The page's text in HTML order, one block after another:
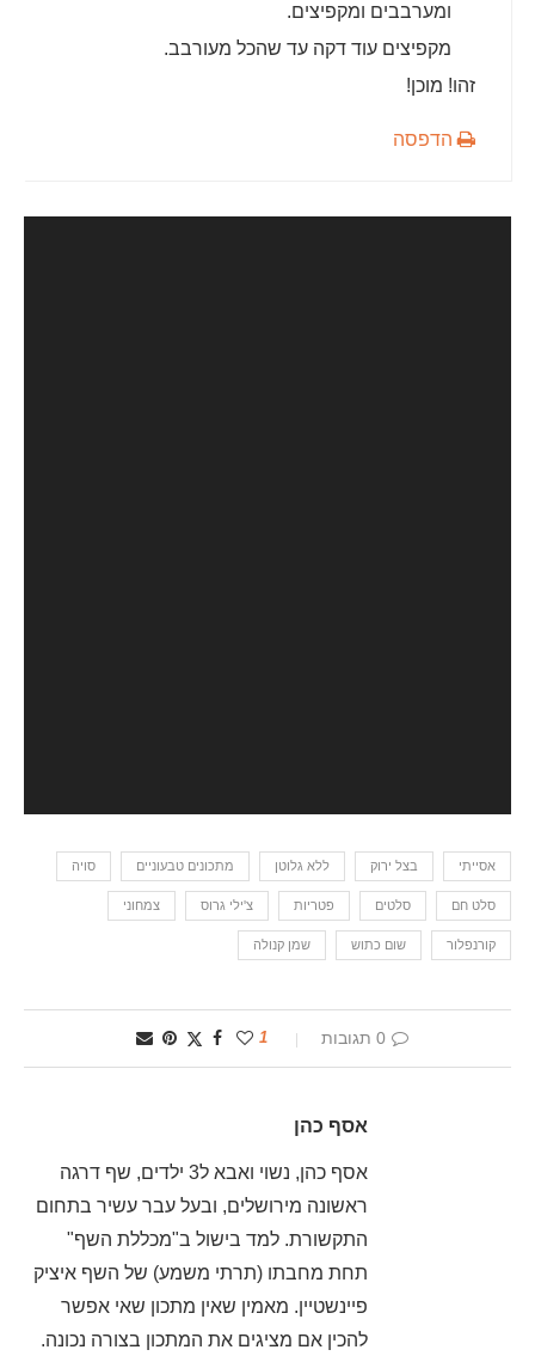
ומערבבים ומקפיצים.
מקפיצים עוד דקה עד שהכל מעורבב.
זהו! מוכן!
הדפסה
אסייתי בצל ירוק ללא גלוטן מתכונים טבעוניים סויה
סלט חם סלטים פטריות צ'ילי גרוס צמחוני
קורנפלור שום כתוש שמן קנולה
0 תגובות 1
אסף כהן
אסף כהן, נשוי ואבא ל3 ילדים, שף דרגה
ראשונה מירושלים, ובעל עבר עשיר בתחום
התקשורת. למד בישול ב"מכללת השף"
תחת מחבתו (תרתי משמע) של השף איציק
פיינשטיין. מאמין שאין מתכון שאי אפשר
להכין אם מציגים את המתכון בצורה נכונה.